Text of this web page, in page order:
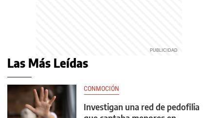
Las Más Leídas
CONMOCIÓN
Investigan una red de pedofilia